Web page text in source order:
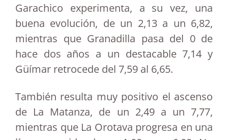
Garachico experimenta, a su vez, una
buena evolución, de un 2,13 a un 6,82,
mientras que Granadilla pasa del 0 de
hace dos años a un destacable 7,14 y
Güímar retrocede del 7,59 al 6,65.
También resulta muy positivo el ascenso
de La Matanza, de un 2,49 a un 7,77,
mientras que La Orotava progresa en una